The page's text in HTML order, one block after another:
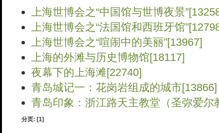
上海世博会之“中国馆与世博夜景
上海世博会之“法国馆和西班牙馆
上海世博会之“喧闹中的美丽”[13967]
上海的外滩与历史博物馆[18117]
夜幕下的上海滩[22740]
青岛城记一：花岗岩组成的城市[13866]
青岛印象：浙江路天主教堂（圣弥爱尔
分页: [1]